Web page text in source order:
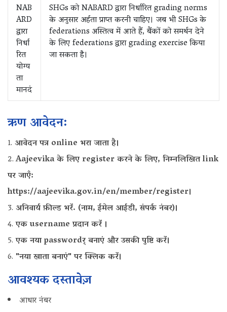
NAB
ARD
द्वारा
निर्धा
रित
योग्य
ता
मानदं
SHGs को NABARD द्वारा निर्धारित grading norms
के अनुसार अर्हता प्राप्त करनी चाहिए। जब भी SHGs के
federations अस्तित्व में आते हैं, बैंकों को समर्थन देने
के लिए federations द्वारा grading exercise किया
जा सकता है।
ऋण आवेदन:
आवेदन पत्र online भरा जाता है।
Aajeevika के लिए register करने के लिए, निम्नलिखित link
पर जाएँ:
https://aajeevika.gov.in/en/member/register।
अनिवार्य फ़ील्ड भरें. (नाम, ईमेल आईडी, संपर्क नंबर)।
एक username प्रदान करें ।
एक नया passwordर् बनाएं और उसकी पुष्टि करें।
"नया खाता बनाएं" पर क्लिक करें।
आवश्यक दस्तावेज़
आधार नंबर